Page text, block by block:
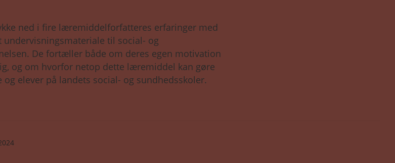
ned i fire læremiddelforfatteres erfaringer med
til social- og
De fortæller både om deres egen motivation
og om hvorfor netop dette læremiddel kan gøre
elever på landets social- og sundhedsskoler.